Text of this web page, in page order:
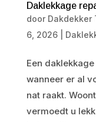
Daklekkage
door Dakdekker
6, 2026|
Een
wanneer er al
nat raakt.
vermoedt u